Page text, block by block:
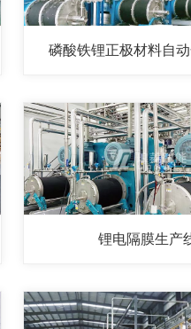
磷酸铁锂正极材料自
锂电隔膜生产